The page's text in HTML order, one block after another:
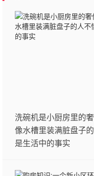
洗碗机是小厨房里的
像水槽里装满脏盘子
是生活中的事实